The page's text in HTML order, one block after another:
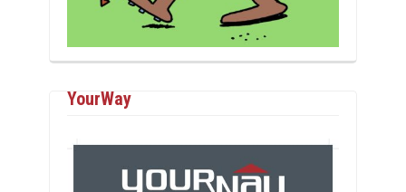
YourWay